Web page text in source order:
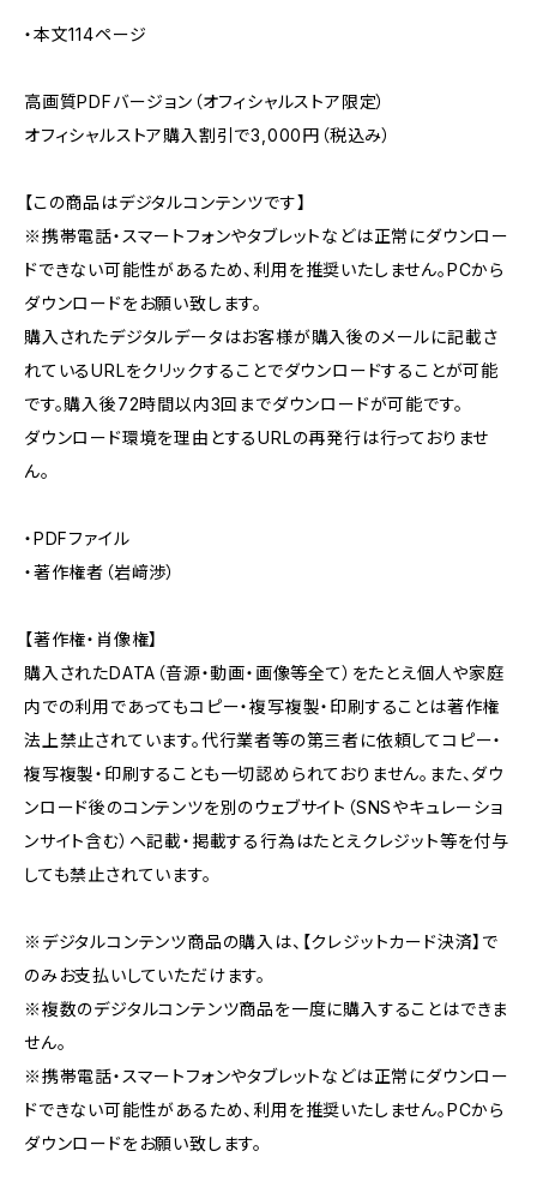
・本文114ページ
高画質PDFバージョン（オフィシャルストア限定）
オフィシャルストア購入割引で3,000円（税込み）
【この商品はデジタルコンテンツです】
※携帯電話・スマートフォンやタブレットなどは正常にダウンロー
ドできない可能性があるため、利用を推奨いたしません。PCから
ダウンロードをお願い致します。
購入されたデジタルデータはお客様が購入後のメールに記載さ
れているURLをクリックすることでダウンロードすることが可能
です。購入後72時間以内3回までダウンロードが可能です。
ダウンロード環境を理由とするURLの再発行は行っておりませ
ん。
・PDFファイル
・著作権者（岩﨑渉）
【著作権・肖像権】
購入されたDATA（音源・動画・画像等全て）をたとえ個人や家庭
内での利用であってもコピー・複写複製・印刷することは著作権
法上禁止されています。代行業者等の第三者に依頼してコピー・
複写複製・印刷することも一切認められておりません。また、ダウ
ンロード後のコンテンツを別のウェブサイト（SNSやキュレーショ
ンサイト含む）へ記載・掲載する行為はたとえクレジット等を付与
しても禁止されています。
※デジタルコンテンツ商品の購入は、【クレジットカード決済】で
のみお支払いしていただけます。
※複数のデジタルコンテンツ商品を一度に購入することはできま
せん。
※携帯電話・スマートフォンやタブレットなどは正常にダウンロー
ドできない可能性があるため、利用を推奨いたしません。PCから
ダウンロードをお願い致します。